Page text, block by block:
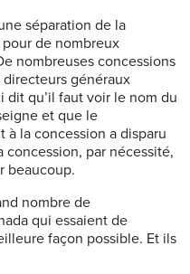
séparation de la
de nombreux
nombreuses concessions
directeurs généraux
dit qu’il faut voir le nom du
et que le
la concession a disparu
concession, par nécessité,
beaucoup.
nombre de
qui essaient de
façon possible. Et ils